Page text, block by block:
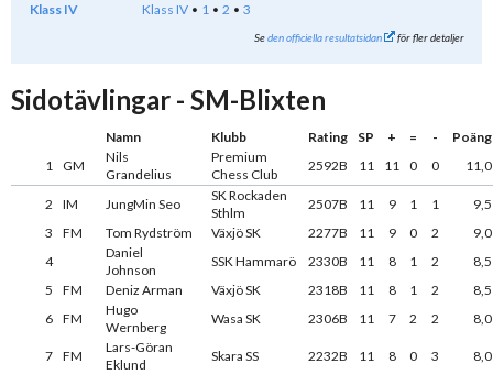
Klass IV
Klass IV 1 2 3
Seden officiella resultatsidan för fler detaljer
Sidotävlingar - SM-Blixten
Namn Klubb Rating SP + = -
Poäng
1
GM
Nils
Grandelius
Premium
Chess Club
2592B 11 11 0 0 11,0
2 IM JungMin Seo
SK Rockaden
Sthlm
2507B 11 9 1 1
9,5
3
FM Tom Rydström Växjö SK 2277B 11 9 0 2
9,0
4
Daniel
Johnson
SSK Hammarö 2330B 11 8 1 2
8,5
5
FM Deniz Arman Växjö SK 2318B 11 8 1 2
8,5
6 FM
Hugo
Wernberg
Wasa SK 2306B 11 7 2 2 8,0
7 FM
Lars-Göran
Eklund
Skara SS 2232B 11 8 0 3 8,0